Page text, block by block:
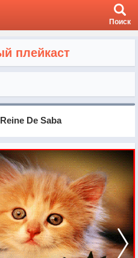
Поиск
плейкаст
De Saba